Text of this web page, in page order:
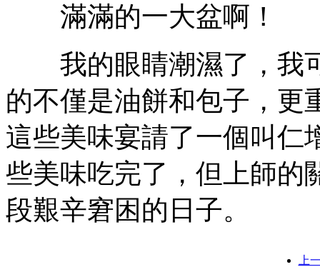
滿滿的一大盆啊！
我的眼睛潮濕了，我
的不僅是油餅和包子，更
這些美味宴請了一個叫仁
些美味吃完了，但上師的
段艱辛窘困的日子。
上